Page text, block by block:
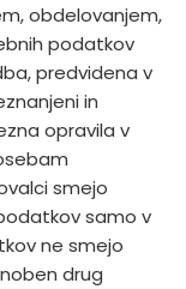
obdelovanjem,
podatkov
predvidena v
in
opravila v
smejo
samo v
ne smejo
drug